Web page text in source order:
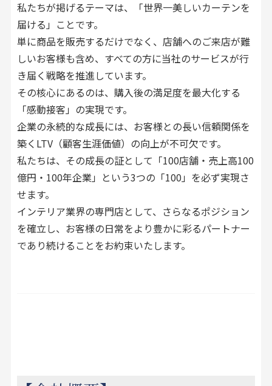
私たちが掲げるテーマは、「世界一美しいカーテンを
届ける」ことです。
単に商品を販売するだけでなく、店舗へのご来店が難
しいお客様も含め、すべての方に当社のサービスが行
き届く戦略を推進しています。
その核心にあるのは、購入後の満足度を最大化する
「感動接客」の実現です。
企業の永続的な成長には、お客様との長い信頼関係を
築くLTV（顧客生涯価値）の向上が不可欠です。
私たちは、その成長の証として「100店舗・売上高100
億円・100年企業」という3つの「100」を必ず実現さ
せます。
インテリア業界の専門店として、さらなるポジション
を確立し、お客様の日常をより豊かに彩るパートナー
であり続けることをお約束いたします。